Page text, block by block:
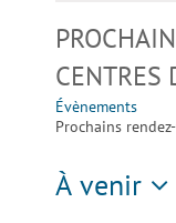
CENTRES
Évènements
Prochains
À venir